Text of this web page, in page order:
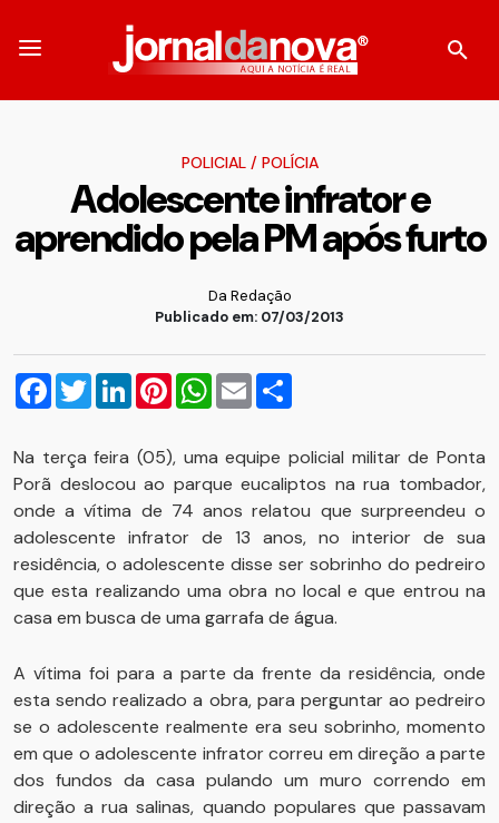
POLICIAL/ POLÍCIA
Adolescente infrator e
aprendido pela PM após furto
Da Redação
Publicado em: 07/03/2013
Facebook
TwitterLinkedInPinterestWhatsApp
Email
Na terça feira (05), uma equipe policial militar de Ponta
Porã deslocou ao parque eucaliptos na rua tombador,
onde a vítima de 74 anos relatou que surpreendeu o
adolescente infrator de 13 anos, no interior de sua
residência, o adolescente disse ser sobrinho do pedreiro
que esta realizando uma obra no local e que entrou na
casa em busca de uma garrafa de água.
A vítima foi para a parte da frente da residência, onde
esta sendo realizado a obra, para perguntar ao pedreiro
se o adolescente realmente era seu sobrinho, momento
em que o adolescente infrator correu em direção a parte
dos fundos da casa pulando um muro correndo em
direção a rua salinas, quando populares que passavam